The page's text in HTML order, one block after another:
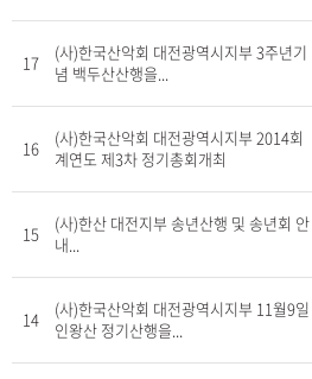
17
(사)한국산악회 대전광역시지부 3주년기
념 백두산산행을...
16
(사)한국산악회 대전광역시지부 2014회
계연도 제3차 정기총회개최
15
(사)한산 대전지부 송년산행 및 송년회 안
내...
14
(사)한국산악회 대전광역시지부 11월9일
인왕산 정기산행을...